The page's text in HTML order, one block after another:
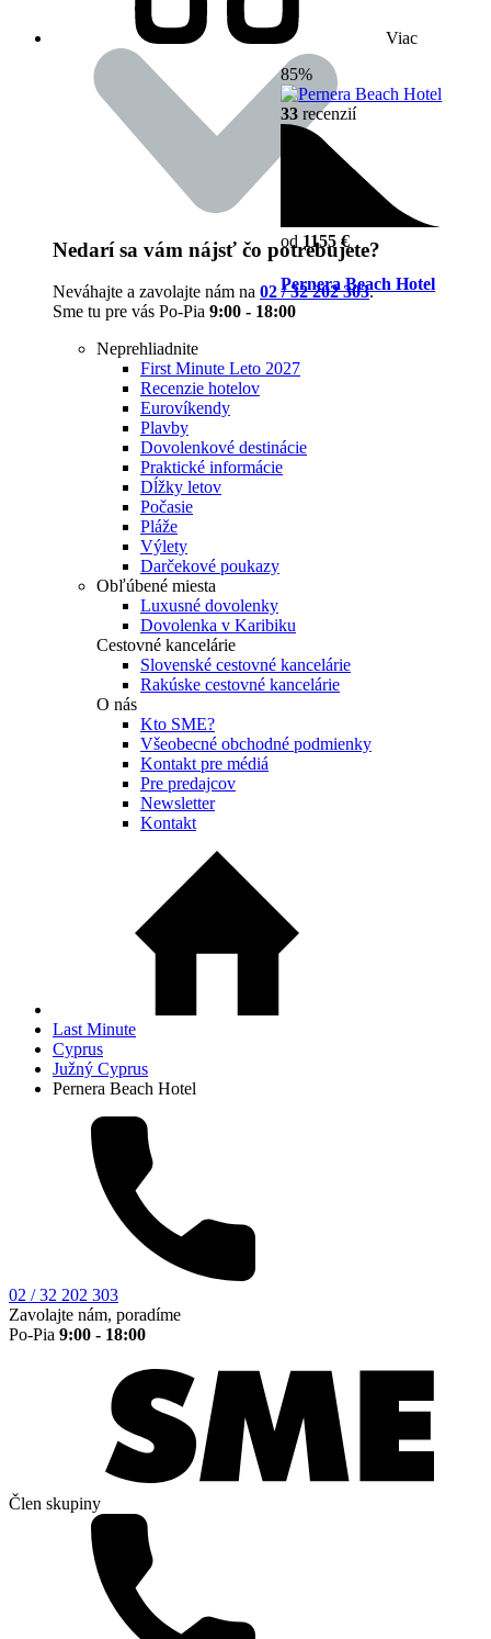
Viac
Nedarí sa vám nájsť čo potrebujete?
Neváhajte a zavolajte nám na 02 / 32 202 303.
Sme tu pre vás Po-Pia 9:00 - 18:00
Neprehliadnite
First Minute Leto 2027
Recenzie hotelov
Eurovíkendy
Plavby
Dovolenkové destinácie
Praktické informácie
Dĺžky letov
Počasie
Pláže
Výlety
Darčekové poukazy
Obľúbené miesta
Luxusné dovolenky
Dovolenka v Karibiku
Cestovné kancelárie
Slovenské cestovné kancelárie
Rakúske cestovné kancelárie
O nás
Kto SME?
Všeobecné obchodné podmienky
Kontakt pre médiá
Pre predajcov
Newsletter
Kontakt
Last Minute
Cyprus
Južný Cyprus
Pernera Beach Hotel
02 / 32 202 303
Zavolajte nám, poradíme
Po-Pia 9:00 - 18:00
Člen skupiny
85%
33 recenzií
od 1155 €
Pernera Beach Hotel